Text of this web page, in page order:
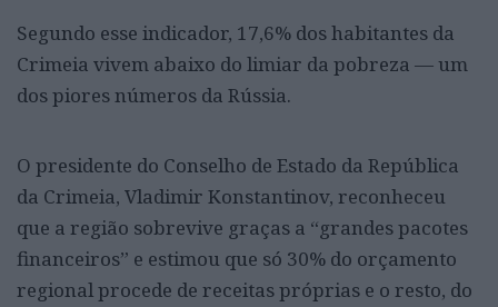
Segundo esse indicador, 17,6% dos habitantes da
Crimeia vivem abaixo do limiar da pobreza — um
dos piores números da Rússia.
O presidente do Conselho de Estado da República
da Crimeia, Vladimir Konstantinov, reconheceu
que a região sobrevive graças a “grandes pacotes
financeiros” e estimou que só 30% do orçamento
regional procede de receitas próprias e o resto, do